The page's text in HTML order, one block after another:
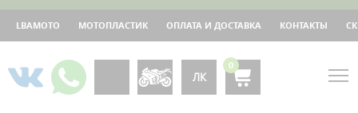
LBAMOTO МОТОПЛАСТИК ОПЛАТА И ДОСТАВКА КОНТАКТЫ
ЛК
0